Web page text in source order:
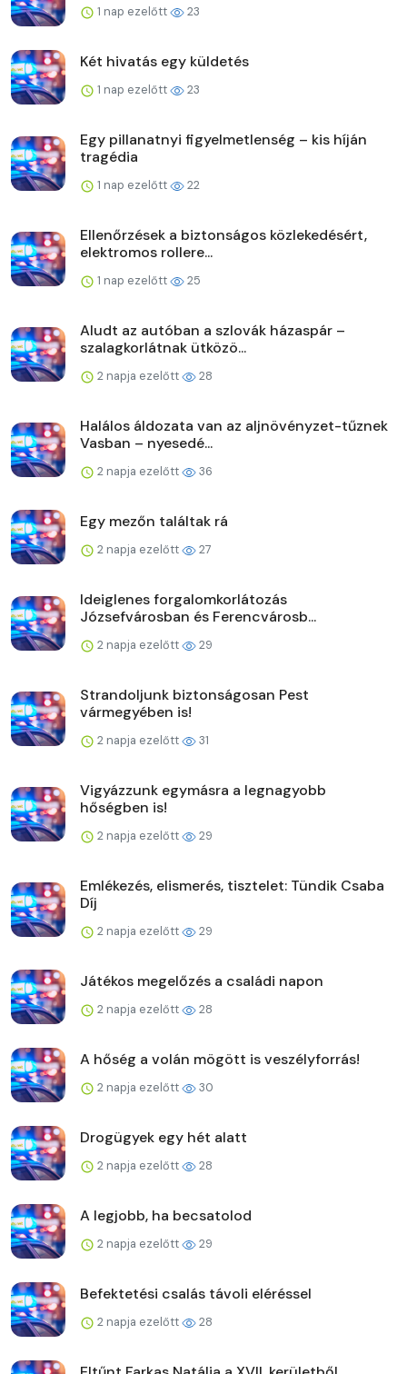
1 nap ezelőtt 23
Két hivatás egy küldetés
1 nap ezelőtt 23
Egy pillanatnyi figyelmetlenség – kis híján
tragédia
1 nap ezelőtt 22
Ellenőrzések a biztonságos közlekedésért,
elektromos rollere...
1 nap ezelőtt 25
Aludt az autóban a szlovák házaspár –
szalagkorlátnak ütközö...
2 napja ezelőtt 28
Halálos áldozata van az aljnövényzet-tűznek
Vasban – nyesedé...
2 napja ezelőtt 36
Egy mezőn találtak rá
2 napja ezelőtt 27
Ideiglenes forgalomkorlátozás
Józsefvárosban és Ferencvárosb...
2 napja ezelőtt 29
Strandoljunk biztonságosan Pest
vármegyében is!
2 napja ezelőtt 31
Vigyázzunk egymásra a legnagyobb
hőségben is!
2 napja ezelőtt 29
Emlékezés, elismerés, tisztelet: Tündik Csaba
Díj
2 napja ezelőtt 29
Játékos megelőzés a családi napon
2 napja ezelőtt 28
A hőség a volán mögött is veszélyforrás!
2 napja ezelőtt 30
Drogügyek egy hét alatt
2 napja ezelőtt 28
A legjobb, ha becsatolod
2 napja ezelőtt 29
Befektetési csalás távoli eléréssel
2 napja ezelőtt 28